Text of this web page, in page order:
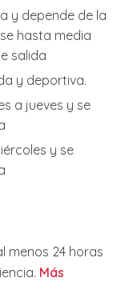
y depende de la
hasta media
salida
y deportiva.
a jueves y se
y se
menos 24 horas
Más